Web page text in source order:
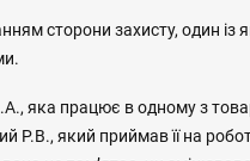
сторони захисту, один із
яка працює в одному з
Р.В., який приймав її на